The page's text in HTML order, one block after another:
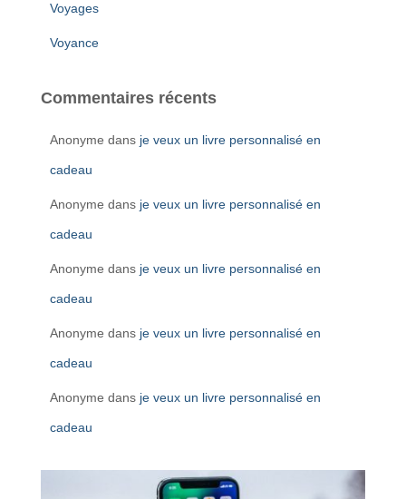
Voyages
Voyance
Commentaires récents
Anonyme dans je veux un livre personnalisé en
cadeau
Anonyme dans je veux un livre personnalisé en
cadeau
Anonyme dans je veux un livre personnalisé en
cadeau
Anonyme dans je veux un livre personnalisé en
cadeau
Anonyme dans je veux un livre personnalisé en
cadeau